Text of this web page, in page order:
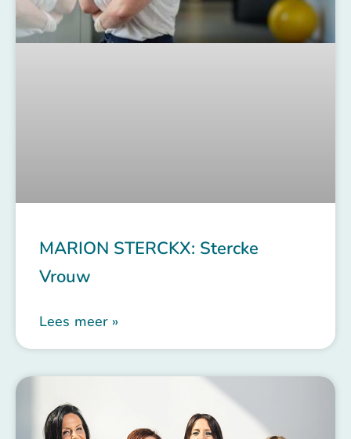
MARION STERCKX: Stercke
Vrouw
Lees meer »